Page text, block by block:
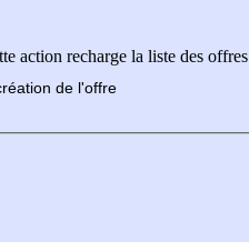
action recharge la liste des offres
de l'offre